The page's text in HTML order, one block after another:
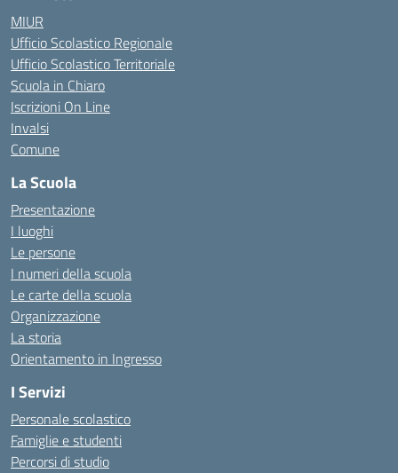
MIUR
Ufficio Scolastico Regionale
Ufficio Scolastico Territoriale
Scuola in Chiaro
Iscrizioni On Line
Invalsi
Comune
La Scuola
Presentazione
I luoghi
Le persone
I numeri della scuola
Le carte della scuola
Organizzazione
La storia
Orientamento in Ingresso
I Servizi
Personale scolastico
Famiglie e studenti
Percorsi di studio